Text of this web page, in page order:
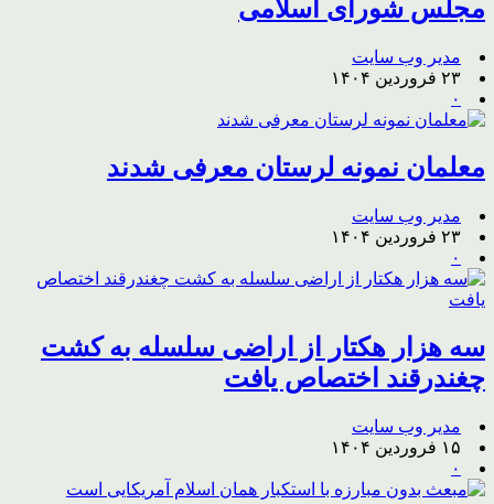
مجلس شورای اسلامی
مدیر وب سایت
۲۳ فروردین ۱۴۰۴
۰
معلمان نمونه لرستان معرفی شدند
مدیر وب سایت
۲۳ فروردین ۱۴۰۴
۰
سه هزار هکتار از اراضی سلسله به کشت
چغندرقند اختصاص یافت
مدیر وب سایت
۱۵ فروردین ۱۴۰۴
۰